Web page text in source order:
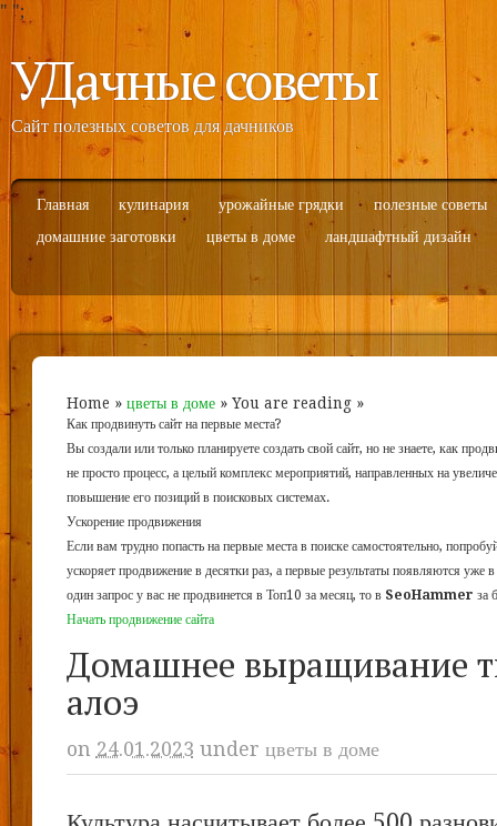
" ";
УДачные советы
Сайт полезных советов для дачников
Главная кулинария урожайные грядки
полезные советы
домашние заготовки
цветы в доме ландшафтный дизайн
Home » цветы в доме» You are reading »
Как продвинуть сайт на первые места?
Вы создали или только планируете создать свой сайт, но не знаете, как
не просто процесс, а целый комплекс мероприятий, направленных на
повышение его позиций в поисковых системах.
Ускорение продвижения
Если вам трудно попасть на первые места в поиске самостоятельно,
ускоряет продвижение в десятки раз, а первые результаты появляются уже
один запрос у вас не продвинется в Топ10 за месяц, то в SeoHammer за
Начать продвижение сайта
Домашнее выращивание
алоэ
on 24.01.2023 under цветы в доме